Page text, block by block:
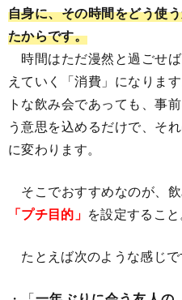
自身に、その時間をどう使
たからです。
時間はただ漫然と過ごせ
えていく「消費」になりま
トな飲み会であっても、事
う意思を込めるだけで、そ
に変わります。
そこでおすすめなのが、
「プチ目的」 を設定すること
たとえば次のような感じで